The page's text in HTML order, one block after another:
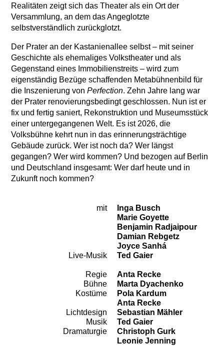
Realitäten zeigt sich das Theater als ein Ort der
Versammlung, an dem das Angeglotzte
selbstverständlich zurückglotzt.
Der Prater an der Kastanienallee selbst – mit seiner
Geschichte als ehemaliges Volkstheater und als
Gegenstand eines Immobilienstreits – wird zum
eigenständig Bezüge schaffenden Metabühnenbild für
die Inszenierung von Perfection. Zehn Jahre lang war
der Prater renovierungsbedingt geschlossen. Nun ist er
fix und fertig saniert, Rekonstruktion und Museumsstück
einer untergegangenen Welt. Es ist 2026, die
Volksbühne kehrt nun in das erinnerungsträchtige
Gebäude zurück. Wer ist noch da? Wer längst
gegangen? Wer wird kommen? Und bezogen auf Berlin
und Deutschland insgesamt: Wer darf heute und in
Zukunft noch kommen?
Besetzung
mit
Inga Busch
Marie Goyette
Benjamin Radjaipour
Damian Rebgetz
Joyce Sanhá
Live-Musik
Ted Gaier
Team
Regie
Anta Recke
Bühne
Marta Dyachenko
Kostüme
Pola Kardum
Anta Recke
Lichtdesign
Sebastian Mähler
Musik
Ted Gaier
Dramaturgie
Christoph Gurk
Leonie Jenning